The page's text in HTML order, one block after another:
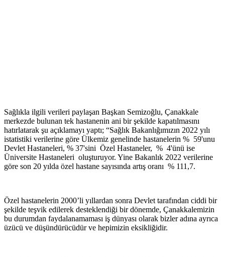
Sağlıkla ilgili verileri paylaşan Başkan Semizoğlu, Çanakkale
merkezde bulunan tek hastanenin ani bir şekilde kapatılmasını
hatırlatarak şu açıklamayı yaptı; “Sağlık Bakanlığımızın 2022 yılı
istatistiki verilerine göre Ülkemiz genelinde hastanelerin % 59'unu
Devlet Hastaneleri, % 37'sini Özel Hastaneler, % 4'ünü ise
Üniversite Hastaneleri oluşturuyor. Yine Bakanlık 2022 verilerine
göre son 20 yılda özel hastane sayısında artış oranı % 111,7.
Özel hastanelerin 2000’li yıllardan sonra Devlet tarafından ciddi bir
şekilde teşvik edilerek desteklendiği bir dönemde, Çanakkalemizin
bu durumdan faydalanamaması iş dünyası olarak bizler adına ayrıca
üzücü ve düşündürücüdür ve hepimizin eksikliğidir.